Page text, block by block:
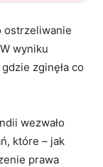
ostrzeliwanie
wyniku
zginęła co
wezwało
które – jak
prawa